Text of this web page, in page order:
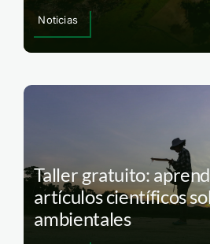
Noticias
Taller gratuito:
artículos científicos
ambientales